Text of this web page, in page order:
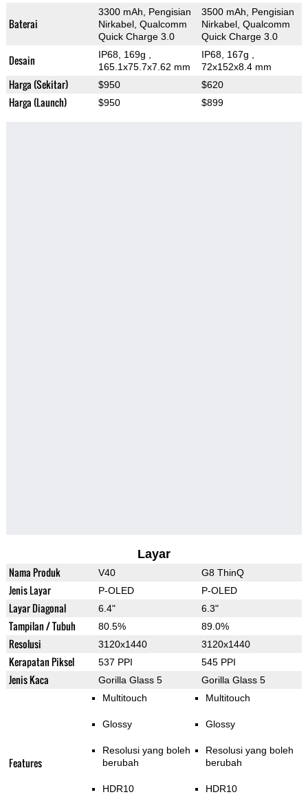
Baterai
3300 mAh, Pengisian
Nirkabel, Qualcomm
Quick Charge 3.0
3500 mAh, Pengisian
Nirkabel, Qualcomm
Quick Charge 3.0
Desain IP68, 169g
165.1x75.7x7.62 mm
IP68, 167g
72x152x8.4 mm
Harga (Sekitar) $950 $620
Harga (Launch) $950 $899
Layar
Nama Produk V40 G8 ThinQ
Jenis Layar P-OLED P-OLED
Layar Diagonal 6.4" 6.3"
Tampilan / Tubuh 80.5% 89.0%
Resolusi 3120x1440 3120x1440
Kerapatan Piksel 537 PPI 545 PPI
Jenis Kaca Gorilla Glass 5 Gorilla Glass 5
Features
Multitouch
Glossy
Resolusi yang boleh
berubah
HDR10
Multitouch
Glossy
Resolusi yang boleh
berubah
HDR10